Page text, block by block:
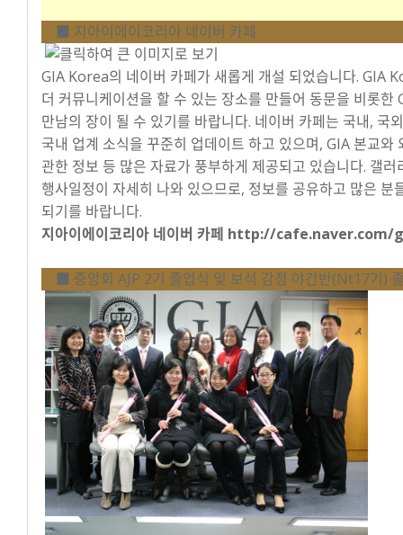
■ 지아이에이코리아 네이버 카페
GIA Korea의 네이버 카페가 새롭게 개설 되었습니다. GIA
더 커뮤니케이션을 할 수 있는 장소를 만들어 동문을 비롯
만남의 장이 될 수 있기를 바랍니다. 네이버 카페는 국내, 국
국내 업계 소식을 꾸준히 업데이트 하고 있으며, GIA 본교
관한 정보 등 많은 자료가 풍부하게 제공되고 있습니다. 갤
행사일정이 자세히 나와 있으므로, 정보를 공유하고 많은
되기를 바랍니다.
지아이에이코리아 네이버 카페 http://
■ 중앙회 AJP 2기 졸업식 및 보석 감정 야간반(Nt17기)